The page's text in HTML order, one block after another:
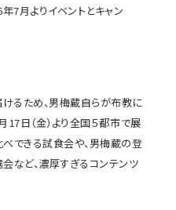
7月よりイベントとキャン
るため、男梅蔵自らが布教に
17日（金）より全国５都市で展
べできる試食会や、男梅蔵の登
会など、濃厚すぎるコンテンツ